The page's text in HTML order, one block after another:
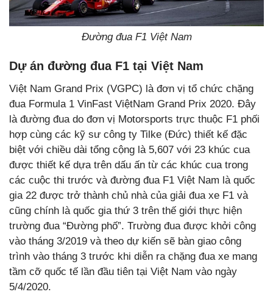
Đường đua F1 Việt Nam
Dự án đường đua F1 tại Việt Nam
Việt Nam Grand Prix (VGPC) là đơn vị tổ chức chặng
đua Formula 1 VinFast ViệtNam Grand Prix 2020. Đây
là đường đua do đơn vị Motorsports trực thuộc F1 phối
hợp cùng các kỹ sư công ty Tilke (Đức) thiết kế đặc
biệt với chiều dài tổng cộng là 5,607 với 23 khúc cua
được thiết kế dựa trên dấu ấn từ các khúc cua trong
các cuộc thi trước và đường đua F1 Việt Nam là quốc
gia 22 được trở thành chủ nhà của giải đua xe F1 và
cũng chính là quốc gia thứ 3 trên thế giới thực hiện
trường đua “Đường phố”. Trường đua được khởi công
vào tháng 3/2019 và theo dự kiến sẽ bàn giao công
trình vào tháng 3 trước khi diễn ra chặng đua xe mang
tầm cỡ quốc tế lần đầu tiên tại Việt Nam vào ngày
5/4/2020.